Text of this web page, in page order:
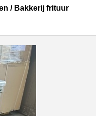
/ Bakkerij frituur